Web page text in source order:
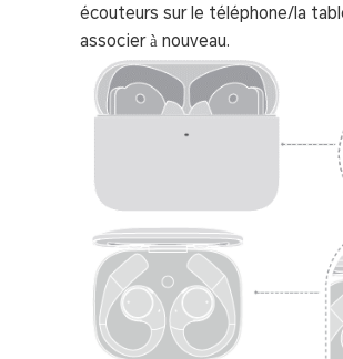
écouteurs sur le téléphone/la
associer à nouveau.